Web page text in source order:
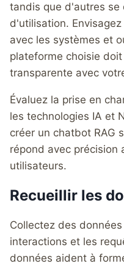
tandis que d'autres se
d'utilisation.
avec les systèmes et
plateforme choisie
transparente avec
Évaluez la prise en
les technologies IA et
créer un chatbot RAG
répond avec précision
utilisateurs.
Recueillir les
Collectez des
interactions et les
données aident à